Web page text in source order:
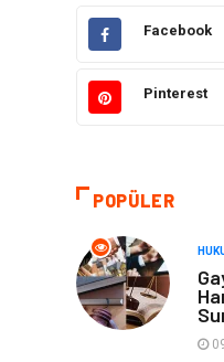
Dekorasyon
Giyim
Tatil
Emlak
Gayrimenkul
Facebook
Pinterest
POPÜLER